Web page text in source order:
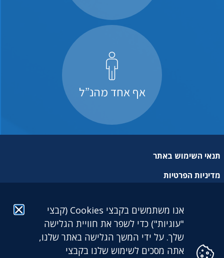
אף אחד מהנ”ל
תנאי השימוש באתר
מדיניות הפרטיות
הצהרת נגישות
אנו משתמשים בקבצי Cookies (קבצי
"עוגיות") כדי לשפר את חוויית הגלישה
שלך. על ידי המשך הגלישה באתר שלנו,
אתה מסכים לשימוש שלנו בקבצי